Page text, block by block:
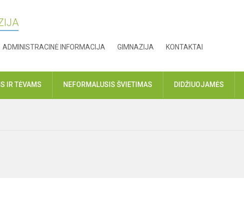
ADMINISTRACINĖ INFORMACIJA GIMNAZIJA KONTAKTAI
IR TĖVAMS NEFORMALUSIS ŠVIETIMAS DIDŽIUOJAMĖS